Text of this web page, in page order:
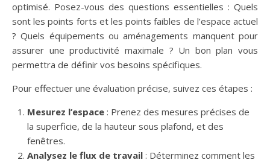
optimisé. Posez-vous des questions essentielles : Quels
sont les points forts et les points faibles de l’espace actuel
? Quels équipements ou aménagements manquent pour
assurer une productivité maximale ? Un bon plan vous
permettra de définir vos besoins spécifiques.
Pour effectuer une évaluation précise, suivez ces étapes :
Mesurez l’espace : Prenez des mesures précises de
la superficie, de la hauteur sous plafond, et des
fenêtres.
Analysez le flux de travail : Déterminez comment les